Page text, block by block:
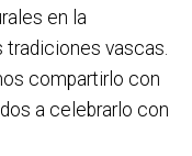
en la
tradiciones vascas.
compartirlo con
a celebrarlo con